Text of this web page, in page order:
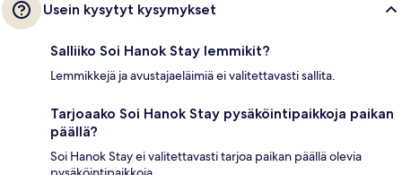
Usein kysytyt kysymykset
Salliiko Soi Hanok Stay lemmikit?
Lemmikkejä ja avustajaeläimiä ei valitettavasti sallita.
Tarjoaako Soi Hanok Stay pysäköintipaikkoja paikan
päällä?
Soi Hanok Stay ei valitettavasti tarjoa paikan päällä olevia